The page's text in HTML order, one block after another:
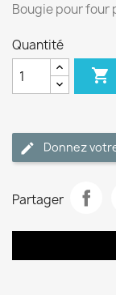
Bougie pour four
Quantité

Donnez
Partager